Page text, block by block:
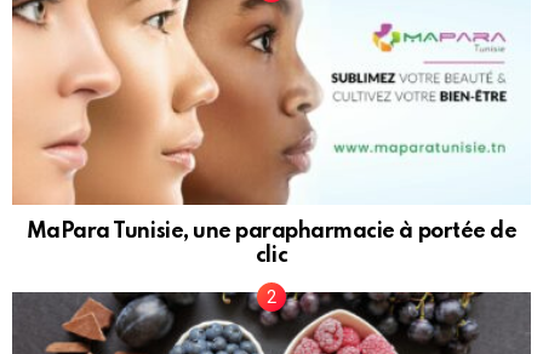
MaPara Tunisie, une parapharmacie à portée de
clic